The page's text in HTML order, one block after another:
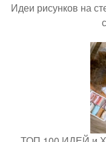
Идеи рисунков на